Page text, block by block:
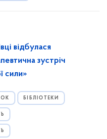
відбулася
зустріч
сили»
БІБЛІОТЕКИ